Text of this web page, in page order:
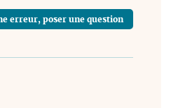
erreur, poser une question